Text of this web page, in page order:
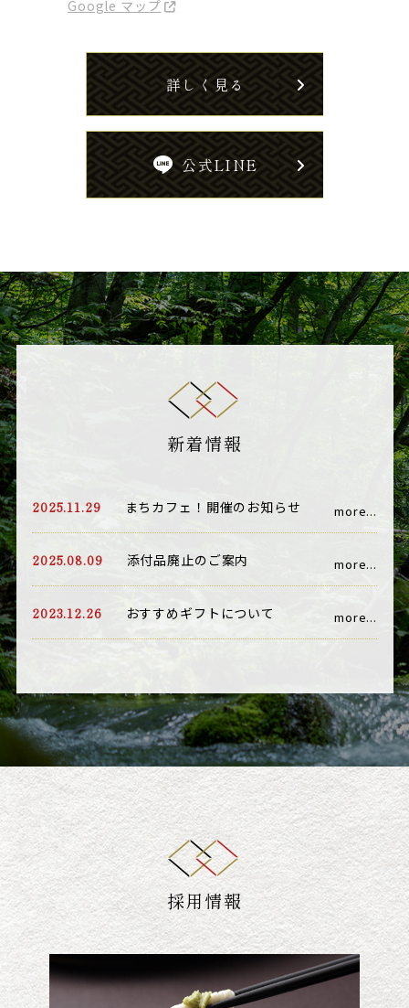
Google マップ
詳しく見る
公式LINE
新着情報
2025.11.29 まちカフェ！開催のお知らせ more...
2025.08.09 添付品廃止のご案内 more...
2023.12.26 おすすめギフトについて more...
more...
2022.06.14 送料変更のお知らせ more...
2022.06.14 父の日セット販売のお知らせ more...
2022.04.08
母の日ギフトセット販売のお知
らせ
more...
2021.08.17 動画公開のお知らせ more...
2021.05.24 キャンペーンのお知らせ more...
採用情報